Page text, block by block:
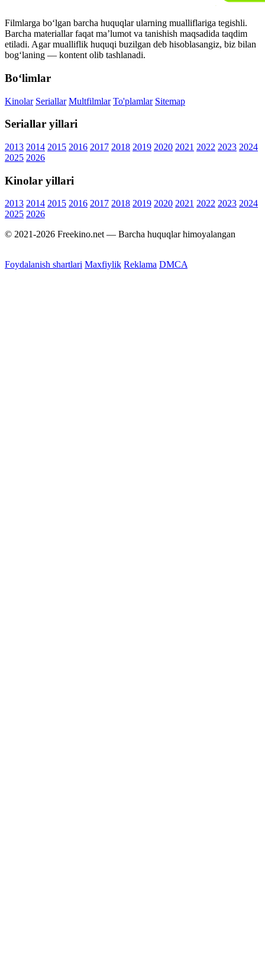
Filmlarga bo‘lgan barcha huquqlar ularning mualliflariga tegishli.
Barcha materiallar faqat ma’lumot va tanishish maqsadida taqdim
etiladi. Agar mualliflik huquqi buzilgan deb hisoblasangiz, biz bilan
bog‘laning — kontent olib tashlanadi.
Bo‘limlar
Kinolar Seriallar Multfilmlar To'plamlar Sitemap
Seriallar yillari
2013 2014 2015 2016 2017 2018 2019 2020 2021 2022 2023 2024
2025 2026
Kinolar yillari
2013 2014 2015 2016 2017 2018 2019 2020 2021 2022 2023 2024
2025 2026
© 2021-2026 Freekino.net — Barcha huquqlar himoyalangan
Foydalanish shartlari Maxfiylik Reklama DMCA